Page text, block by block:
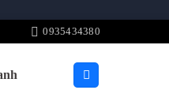
0935434380